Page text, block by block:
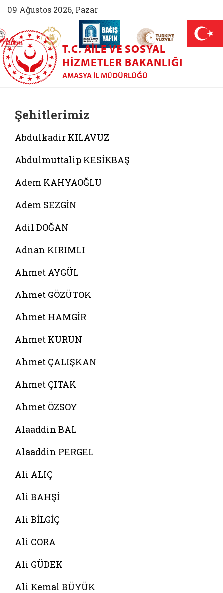
09 Ağustos 2026, Pazar
(yeni sekmede açılır)
AİLEM İletişim Merkezi (yeni sekmede açılır)
Aile ve Nüfus On Yılı (yeni sekmede açılır)
Darülaceze bağış sayfası (yeni
T.C. AILE VE SOSYAL
HIZMETLER BAKANLIĞI
AMASYA İL MÜDÜRLÜĞÜ
Şehitlerimiz
Abdulkadir KILAVUZ
Abdulmuttalip KESİKBAŞ
Adem KAHYAOĞLU
Adem SEZGİN
Adil DOĞAN
Adnan KIRIMLI
Ahmet AYGÜL
Ahmet GÖZÜTOK
Ahmet HAMGİR
Ahmet KURUN
Ahmet ÇALIŞKAN
Ahmet ÇITAK
Ahmet ÖZSOY
Alaaddin BAL
Alaaddin PERGEL
Ali ALIÇ
Ali BAHŞİ
Ali BİLGİÇ
Ali CORA
Ali GÜDEK
Ali Kemal BÜYÜK